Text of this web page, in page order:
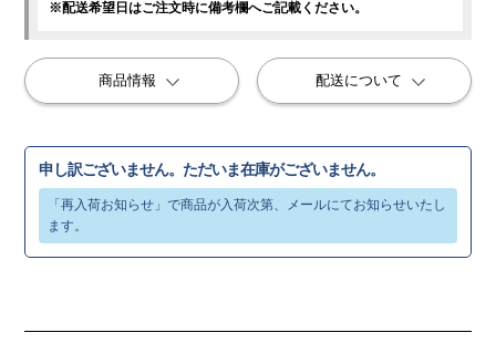
※配送希望日はご注文時に備考欄へご記載ください。
商品情報 配送について
申し訳ございません。ただいま在庫がございません。